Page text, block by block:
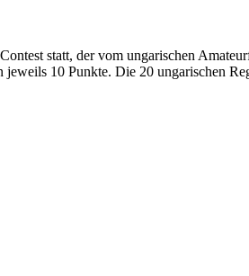
statt, der vom ungarischen
10 Punkte. Die 20 ungarischen